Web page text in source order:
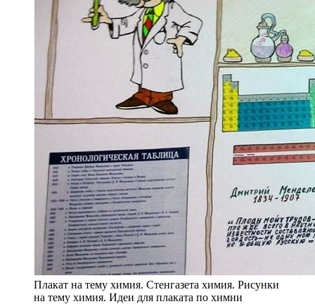
Плакат на тему химия. Стенгазета химия. Рисунки
на тему химия. Идеи для плаката по химии